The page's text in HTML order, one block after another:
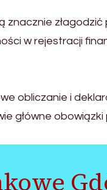
w rejestracji
obliczanie i
główne